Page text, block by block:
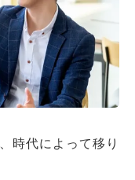
時代によって移り